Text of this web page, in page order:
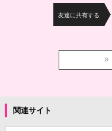
友達に共有する
関連サイト